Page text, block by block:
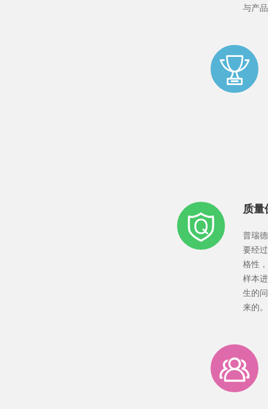
与产
质量
普瑞
要经
格性
样本
生的
来的。